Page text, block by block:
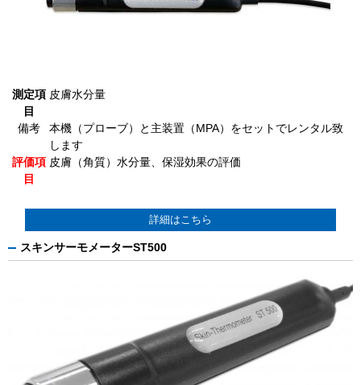
測定項
目
皮膚水分量
備考
本機（プローブ）と主装置（MPA）をセットでレンタル致
します
評価項
目
皮膚（角質）水分量、保湿効果の評価
詳細はこちら
スキンサーモメーターST500